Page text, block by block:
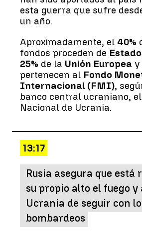
esta guerra que sufre
un año.
Aproximadamente, el 40%
fondos proceden de
25% de la Unión Europea y
pertenecen al Fondo
Internacional (FMI),
banco central ucraniano,
Nacional de Ucrania.
13:17
Rusia asegura que está
su propio alto el fuego y
Ucrania de seguir con
bombardeos